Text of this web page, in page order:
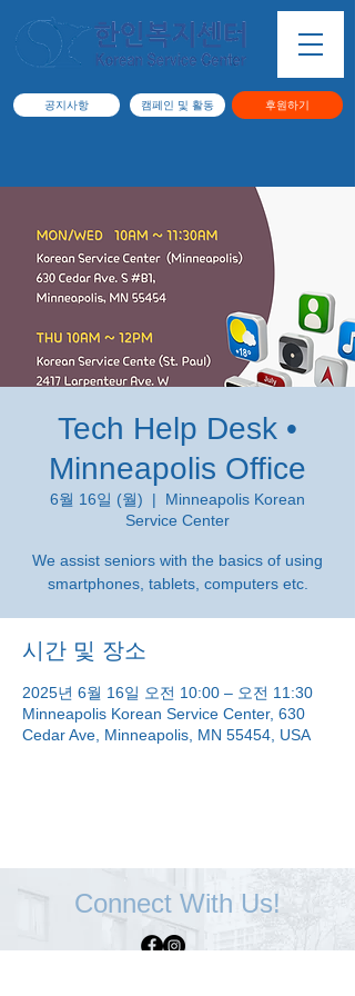
공지사항 캠페인 및 활동 후원하기
Tech Help Desk •
Minneapolis Office
6월 16일 (월)
  |
Minneapolis Korean
Service Center
We assist seniors with the basics of using
smartphones, tablets, computers etc.
시간 및 장소
2025년 6월 16일 오전 10:00 – 오전 11:30
Minneapolis Korean Service Center, 630
Cedar Ave, Minneapolis, MN 55454, USA
Connect With Us!